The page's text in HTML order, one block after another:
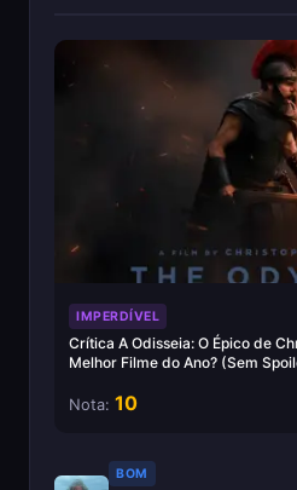
IMPERDÍVEL
Crítica A Odisseia: O Épico de
Melhor Filme do Ano? (Sem
Nota: 10
BOM